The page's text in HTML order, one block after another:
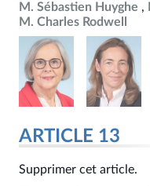
M. Sébastien Huyghe
M. Charles Rodwell
ARTICLE 13
Supprimer cet article.